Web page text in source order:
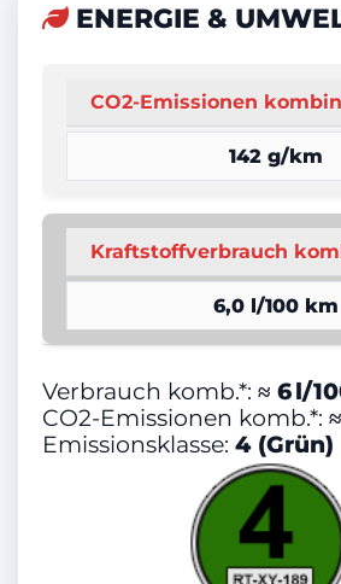
Garantie
Leichtmetallfelgen
2-Zonen-
Tagfahrlicht
Elektr. Fensterheber
Berganfahrassistent
Schlüssellose
Navigationssystem
Servolenkung
ENERGIE &
CO2-Emissionen
142 g/km
Kraftstoffverbrauch
6,0 l/100 km
Verbrauch komb.*: ≈ 6 l/
CO2-Emissionen komb.*:
Emissionsklasse: 4 (Grün)